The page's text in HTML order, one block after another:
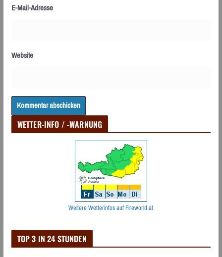
E-Mail-Adresse
Website
WETTER-INFO / -WARNUNG
Weitere Wetterinfos auf Fireworld.at
TOP 3 IN 24 STUNDEN